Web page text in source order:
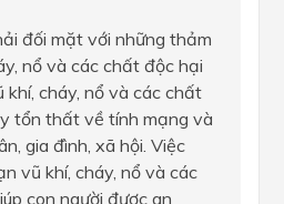
đối mặt với những thảm
nổ và các chất độc hại
khí, cháy, nổ và các chất
tổn thất về tính mạng và
gia đình, xã hội. Việc
vũ khí, cháy, nổ và các
con người được an